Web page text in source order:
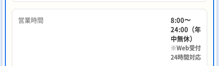
営業時間
8:00〜
24:00（年
中無休）
※Web受付
24時間対応